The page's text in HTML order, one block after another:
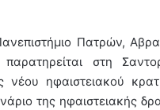
Πατρών,
στη
νέου ηφαιστειακού
της ηφαιστειακής